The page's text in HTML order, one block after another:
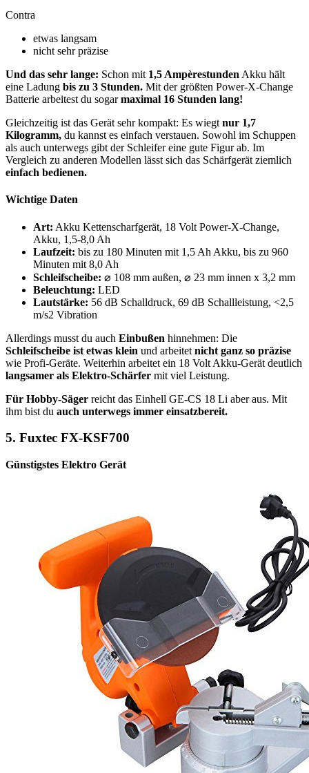
Contra
etwas langsam
nicht sehr präzise
Und das sehr lange: Schon mit 1,5 Ampèrestunden Akku hält
eine Ladung bis zu 3 Stunden. Mit der größten Power-X-Change
Batterie arbeitest du sogarmaximal 16 Stunden lang!
Gleichzeitig ist das Gerät sehr kompakt: Es wiegt nur 1,7
Kilogramm, du kannst es einfach verstauen. Sowohl im Schuppen
als auch unterwegs gibt der Schleifer eine gute Figur ab. Im
Vergleich zu anderen Modellen lässt sich das Schärfgerät ziemlich
einfach bedienen.
Wichtige Daten
Art: Akku Kettenscharfgerät, 18 Volt Power-X-Change,
Akku, 1,5-8,0 Ah
Laufzeit: bis zu 180 Minuten mit 1,5 Ah Akku, bis zu 960
Minuten mit 8,0 Ah
Schleifscheibe: ⌀ 108 mm außen, ⌀ 23 mm innen x 3,2 mm
Beleuchtung: LED
Lautstärke: 56 dB Schalldruck, 69 dB Schallleistung, <2,5
m/s2 Vibration
Allerdings musst du auch Einbußen hinnehmen: Die
Schleifscheibe ist etwas klein und arbeitet nicht ganz so präzise
wie Profi-Geräte. Weiterhin arbeitet ein 18 Volt Akku-Gerät deutlich
langsamer als Elektro-Schärfer mit viel Leistung.
Für Hobby-Säger reicht das Einhell GE-CS 18 Li aber aus. Mit
ihm bist du auch unterwegs immer einsatzbereit.
5. Fuxtec FX-KSF700
Günstigstes Elektro Gerät